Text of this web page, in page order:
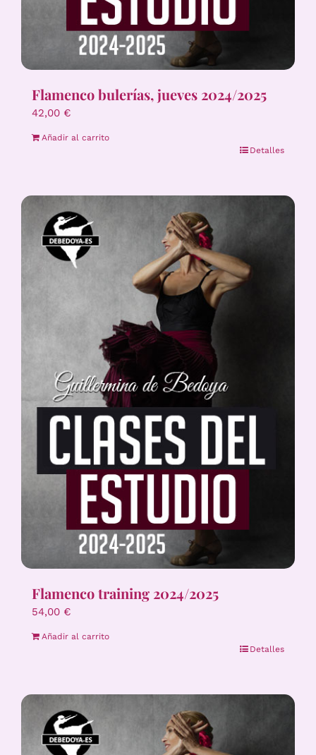
Flamenco bulerías, jueves 2024/2025
42,00 €
Añadir al carrito
Detalles
Flamenco training 2024/2025
54,00 €
Añadir al carrito
Detalles